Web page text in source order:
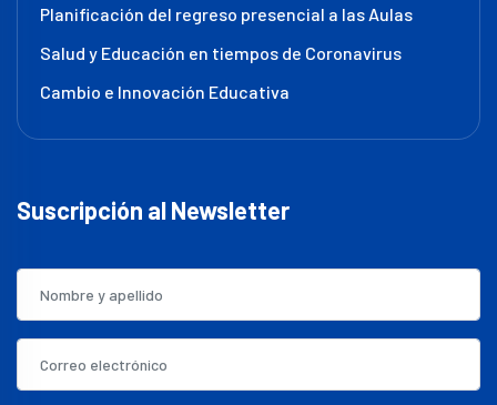
Planificación del regreso presencial a las Aulas
Salud y Educación en tiempos de Coronavirus
Cambio e Innovación Educativa
Suscripción al Newsletter